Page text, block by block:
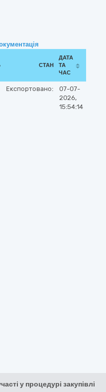
СТАН
ДАТА
ТА
ЧАС
Експортовано:
07-07-
2026,
15:54:14
у процедурі закупівлі